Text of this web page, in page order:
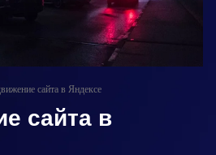
сайта в Яндексе